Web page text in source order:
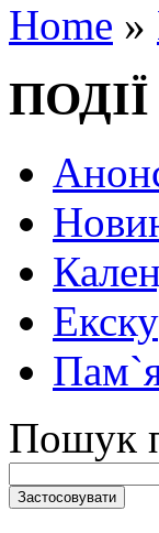
Home »
ПОДІЇ
Пошук